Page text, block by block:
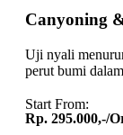
Canyoning
Uji nyali
perut bumi
Start From:
Rp. 295.000,-/